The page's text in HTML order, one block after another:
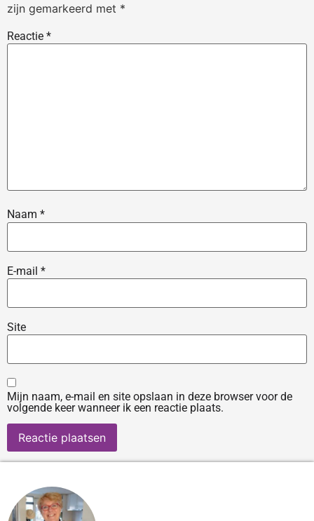
zijn gemarkeerd met *
Reactie *
Naam *
E-mail *
Site
Mijn naam, e-mail en site opslaan in deze browser voor de
volgende keer wanneer ik een reactie plaats.